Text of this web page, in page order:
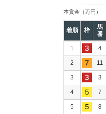
本賞金 （万円）
着順 枠
馬
番
1 4
2 11
3 3
4 7
5 8